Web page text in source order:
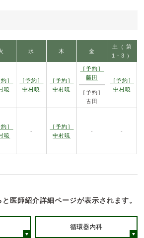
水 木 金
土（ 第
1・3 ）
約］
暁
［予約］
中村暁
［予約］
中村暁
［予約］
藤田
［予約］
古田
［予約］
中村暁
約］
暁
-
［予約］
中村暁
- -
医師紹介詳細ページが表示されます。
循環器内科